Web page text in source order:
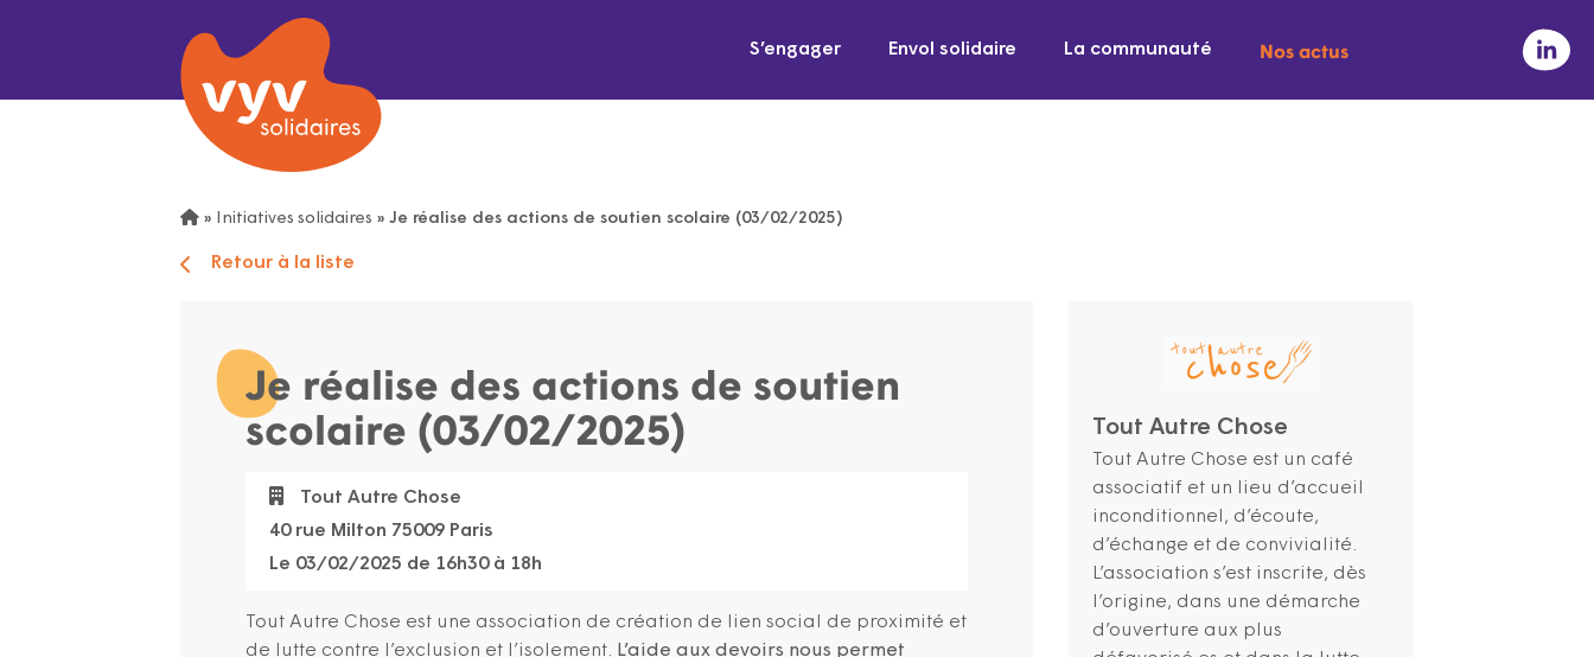
S’engager Envol solidaire La communauté Nos actus
» Initiatives solidaires » Je réalise des actions de soutien scolaire (03/02/2025)
Retour à la liste
Je réalise des actions de soutien
scolaire (03/02/2025)
Tout Autre Chose
40 rue Milton 75009 Paris
Le 03/02/2025 de 16h30 à 18h
Tout Autre Chose est une association de création de lien social de proximité et
de lutte contre l’exclusion et l’isolement. L’aide aux devoirs nous permet
Tout Autre Chose
Tout Autre Chose est un café
associatif et un lieu d’accueil
inconditionnel, d’écoute,
d’échange et de convivialité.
L’association s’est inscrite, dès
l’origine, dans une démarche
d’ouverture aux plus